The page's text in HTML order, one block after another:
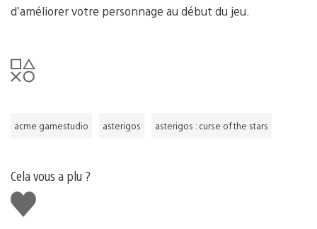
d’améliorer votre personnage au début du jeu.
acme gamestudio asterigos asterigos : curse of the stars
Cela vous a plu ?
J'aime